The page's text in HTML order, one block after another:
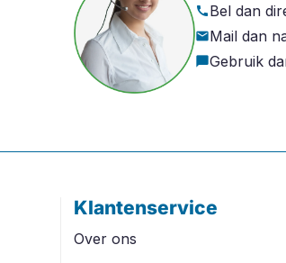
callBel dan
mailMail dan
chat_bubbleGebruik
Klantenservice
Over ons